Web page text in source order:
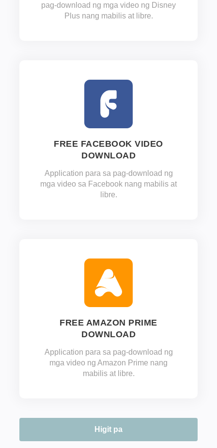
pag-download ng mga video ng Disney
Plus nang mabilis at libre.
FREE FACEBOOK VIDEO
DOWNLOAD
Application para sa pag-download ng
mga video sa Facebook nang mabilis at
libre.
FREE AMAZON PRIME
DOWNLOAD
Application para sa pag-download ng
mga video ng Amazon Prime nang
mabilis at libre.
Higit pa